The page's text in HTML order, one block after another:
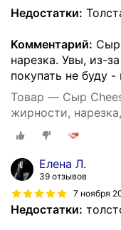
Недостатки:
Комментарий: Сыр
нарезка. Увы, из-
покупать не буду -
Товар — Сыр
жирности,
Елена Л.
39 отзывов
7 ноября
Недостатки: